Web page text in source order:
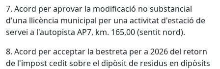
7. Acord per aprovar la modificació no substancial
d'una llicència municipal per una activitat d'estació de
servei a l'autopista AP7, km. 165,00 (sentit nord).
8. Acord per acceptar la bestreta per a 2026 del retorn
de l'impost cedit sobre el dipòsit de residus en dipòsits